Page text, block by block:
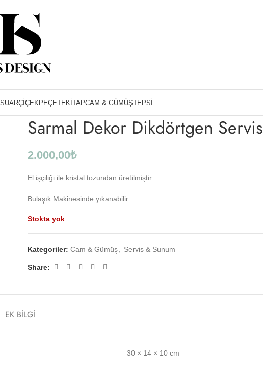
ÇIÇEKPEÇETEKITAPCAM & GÜMÜŞTEPSI
Ana Sayfa Servis & Sunum Sarmal Dekor Dikdörtgen Servis
Sarmal Dekor Dikdörtgen Servis
2.000,00₺
El işçiliği ile kristal tozundan üretilmiştir.
Bulaşık Makinesinde yıkanabilir.
Stokta yok
Kategoriler: Cam & Gümüş Servis & Sunum
Share:
EK BILGI
30 × 14 × 10 cm